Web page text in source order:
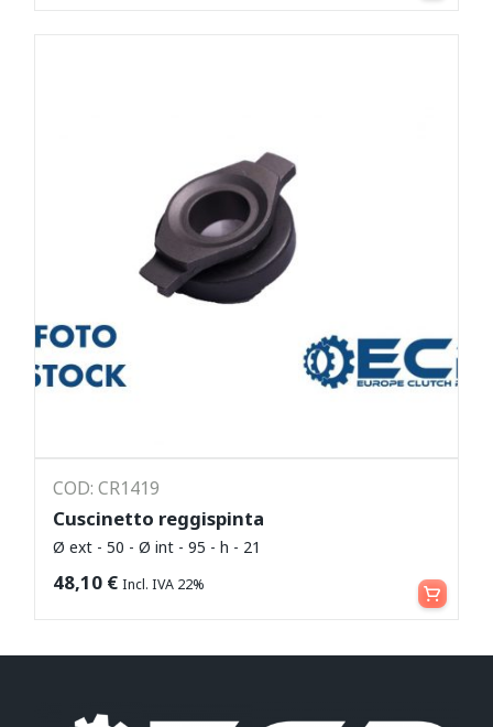
COD: CR1419
Cuscinetto reggispinta
Ø ext - 50 - Ø int - 95 - h - 21
48,10 € Incl. IVA 22% Leggi tutto